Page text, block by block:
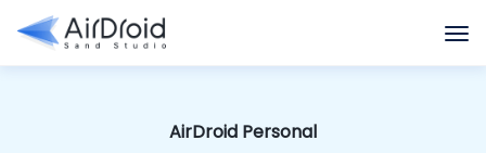
AirDroid Personal